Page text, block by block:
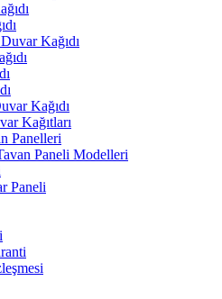
Kağıdı
Kağıdı
Kağıtları
Panelleri
Paneli Modelleri
Paneli